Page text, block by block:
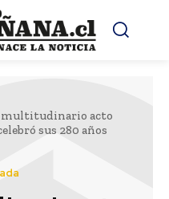
multitudinario acto
sus 280 años